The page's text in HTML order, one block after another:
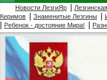
Новости ЛезгиЯр
Керимов
Знаменитые Лезгины
Ребенок - достояние Мира!